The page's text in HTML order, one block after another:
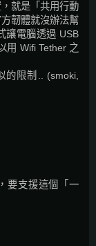
就是「共用行動
韌體就沒辦法幫
讓電腦透過 USB
用 Wifi Tether 之
限制.. (smoki,
要支援這個「一